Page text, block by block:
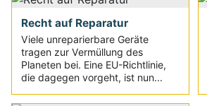
Recht auf Reparatur
Viele unreparierbare Geräte
tragen zur Vermüllung des
Planeten bei. Eine EU-Richtlinie,
die dagegen vorgeht, ist nun...